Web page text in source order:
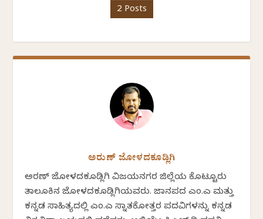
2 Posts
ಅರುಣ್ ಜೋಳದಕೂಡ್ಲಿಗಿ
ಅರಣ್ ಜೋಳದಕೂಡ್ಲಿಗಿ ವಿಜಯನಗರ ಜಿಲ್ಲೆಯ ಕೊಟ್ಟೂರು
ತಾಲೂಕಿನ ಜೋಳದಕೂಡ್ಲಿಗಿಯವರು. ಜಾನಪದ ಎಂ.ಎ ಮತ್ತು
ಕನ್ನಡ ಸಾಹಿತ್ಯದಲ್ಲಿ ಎಂ.ಎ ಸ್ನಾತಕೋತ್ತರ ಪದವಿಗಳನ್ನು ಕನ್ನಡ